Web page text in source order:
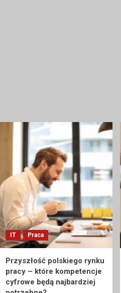
IT Praca
Przyszłość polskiego rynku
pracy – które kompetencje
cyfrowe będą najbardziej